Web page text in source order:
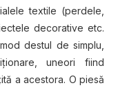
textile (perdele,
decorative etc.
destul de simplu,
uneori fiind
a acestora. O piesă